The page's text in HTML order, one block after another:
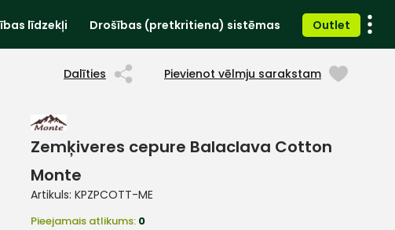
līdzekļi Drošības (pretkritiena) sistēmas Outlet
Dalīties Pievienot vēlmju sarakstam
Zemķiveres cepure Balaclava Cotton
Monte
Artikuls: KPZPCOTT-ME
Pieejamais atlikums: 0